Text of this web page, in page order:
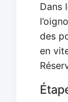
Dans
des
en